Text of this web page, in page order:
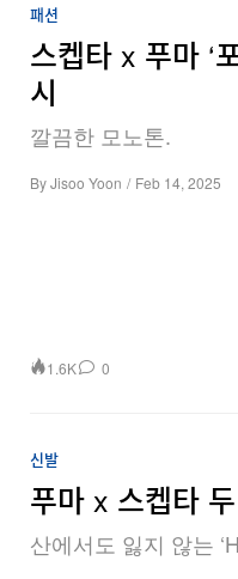
패션
스켑타 x 푸마 ‘
시
깔끔한 모노톤.
ByJisoo Yoon / Feb 14, 2025
1.6K 0
신발
푸마 x 스켑타
산에서도 잃지 않는